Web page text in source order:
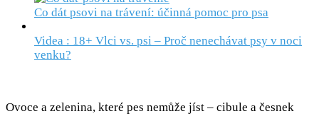
Co dát psovi na trávení: účinná pomoc pro psa
Videa : 18+ Vlci vs. psi – Proč nenechávat psy v noci
venku?
Ovoce a zelenina, které pes nemůže jíst – cibule a česnek